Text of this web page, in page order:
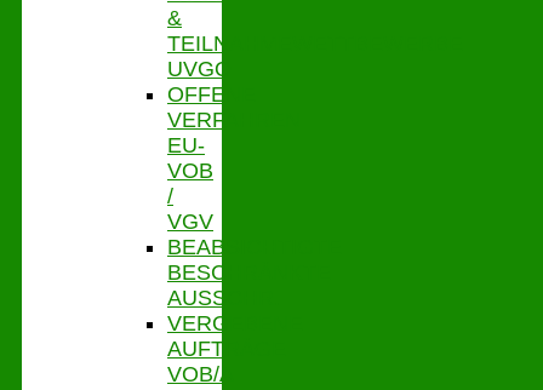
&
TEILNAHMEWETTBEWERBE
UVGO
OFFENE
VERFAHREN
EU-
VOB
/
VGV
BEABSICHTIGTE
BESCHRÄNKTE
AUSSCHR.
VERGEBENE
AUFTRÄGE
VOB/A